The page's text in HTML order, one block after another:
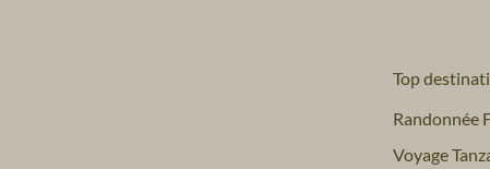
Top
Randonnée
Voyage